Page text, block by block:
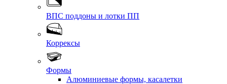
ВПС поддоны и лотки ПП
Коррексы
Формы
Алюминиевые формы, касалетки